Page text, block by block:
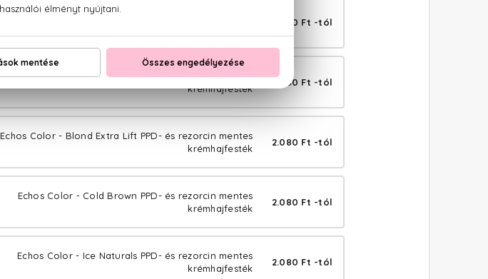
Echos Color - Pure Sand PPD- és rezorcin mentes
2.080 Ft -tól
Echos Color - Pure Blond PPD- és rezorcin mentes
krémhajfesték
2.080 Ft -tól
Echos Color - Blond Extra Lift PPD- és rezorcin mentes
krémhajfesték
2.080 Ft -tól
Echos Color - Cold Brown PPD- és rezorcin mentes
krémhajfesték
2.080 Ft -tól
Echos Color - Ice Naturals PPD- és rezorcin mentes
krémhajfesték
2.080 Ft -tól